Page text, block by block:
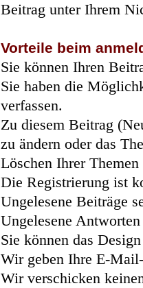
Beitrag unter Ihrem
Vorteile beim
Sie können Ihren
Sie haben die
verfassen.
Zu diesem Beitrag
zu ändern oder das
Löschen Ihrer
Die Registrierung ist
Ungelesene Beiträge
Ungelesene
Sie können das
Wir geben Ihre E-
Wir verschicken